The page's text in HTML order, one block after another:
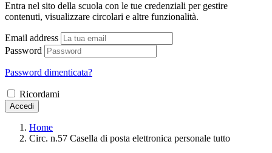
Entra nel sito della scuola con le tue credenziali per gestire
contenuti, visualizzare circolari e altre funzionalità.
Email address
Password
Password dimenticata?
Ricordami
Accedi
Home
Circ. n.57 Casella di posta elettronica personale tutto